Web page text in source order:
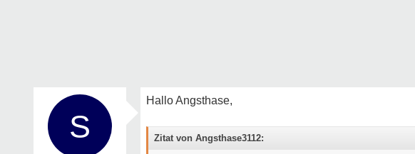
S
Hallo Angsthase,
Zitat von Angsthase3112: